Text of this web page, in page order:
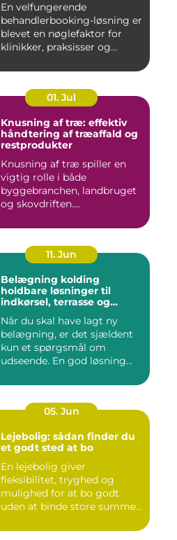
En velfungerende
behandlerbooking-løsning er
blevet en nøglefaktor for
klinikker, praksisser og
01. Jul
Knusning af træ: effektiv
håndtering af træaffald og
restprodukter
Knusning af træ spiller en
vigtig rolle i både
byggebranchen, landbruget
og skovdriften....
11. Jun
Belægning kolding
holdbare løsninger til
indkørsel, terrasse og
Når du skal have lagt ny
belægning, er det sjældent
kun et spørgsmål om
udseende. En god løsning
05. Jun
Lejebolig: sådan finder du
et godt sted at bo
En lejebolig giver
fleksibilitet, tryghed og
mulighed for at bo godt
uden at binde store summer